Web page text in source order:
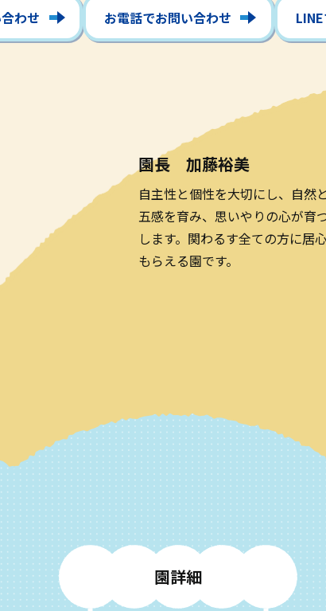
わせ お電話でお問い合わせ
園長 加藤裕美
自主性と個性を大切にし、自然
五感を育み、思いやりの心が育
します。関わるす全ての方に居
もらえる園です。
園詳細